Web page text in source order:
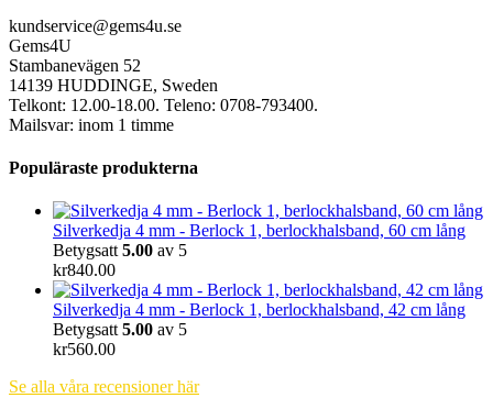
kundservice@gems4u.se
Gems4U
Stambanevägen 52
14139 HUDDINGE, Sweden
Telkont: 12.00-18.00. Teleno: 0708-793400.
Mailsvar: inom 1 timme
Populäraste produkterna
Silverkedja 4 mm - Berlock 1, berlockhalsband, 60 cm lång
Betygsatt 5.00 av 5
kr840.00
Silverkedja 4 mm - Berlock 1, berlockhalsband, 42 cm lång
Betygsatt 5.00 av 5
kr560.00
Se alla våra recensioner här